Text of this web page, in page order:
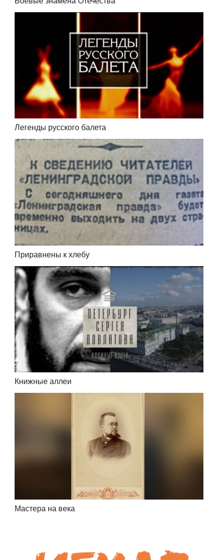
Легенды русского балета
Приравнены к хлебу
Книжные аллеи
Мастера на века